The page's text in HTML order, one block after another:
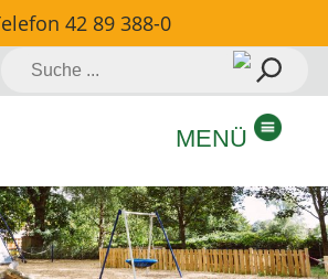
42 89 388-0
Suche
MENÜ